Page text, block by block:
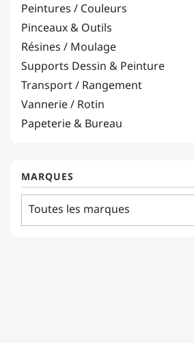
Peintures / Couleurs
Pinceaux & Outils
Résines / Moulage
Supports Dessin & Peinture
Transport / Rangement
Vannerie / Rotin
Papeterie & Bureau
MARQUES
Toutes les marques